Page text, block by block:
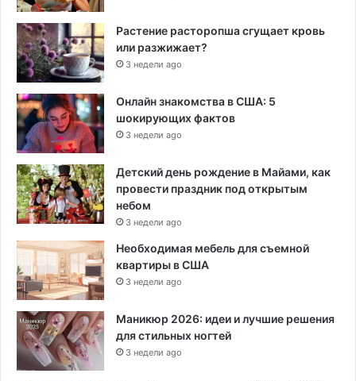
Растение расторопша сгущает кровь
или разжижает?
3 недели ago
Онлайн знакомства в США: 5
шокирующих фактов
3 недели ago
Детский день рождение в Майами, как
провести праздник под открытым
небом
3 недели ago
Необходимая мебель для съемной
квартиры в США
3 недели ago
Маникюр 2026: идеи и лучшие решения
для стильных ногтей
3 недели ago